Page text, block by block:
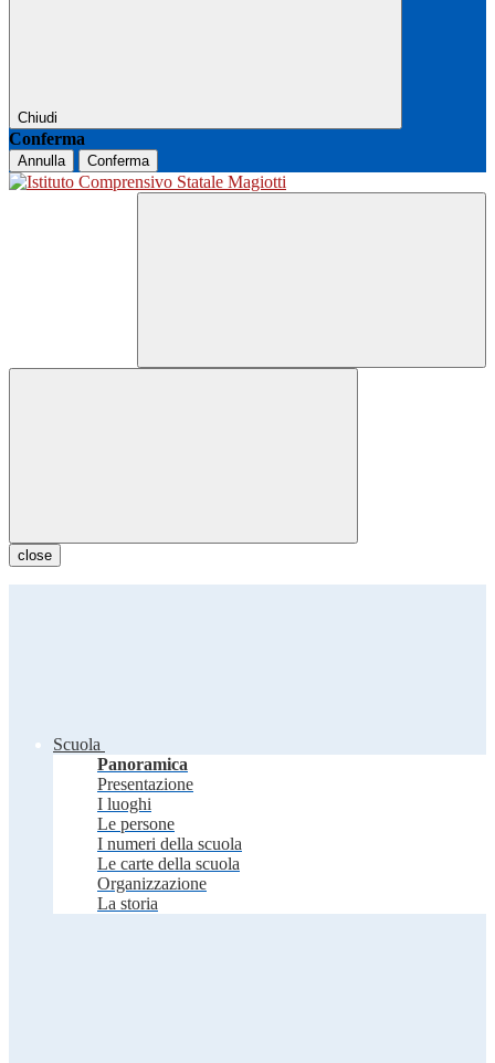
Chiudi
Conferma
Annulla Conferma
close
Scuola
Panoramica
Presentazione
I luoghi
Le persone
I numeri della scuola
Le carte della scuola
Organizzazione
La storia